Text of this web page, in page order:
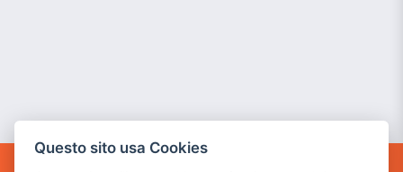
Questo sito usa Cookies